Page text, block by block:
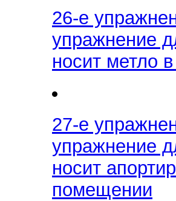
26-е
упражнение
носит метло
27-е
упражнение
носит
помещении